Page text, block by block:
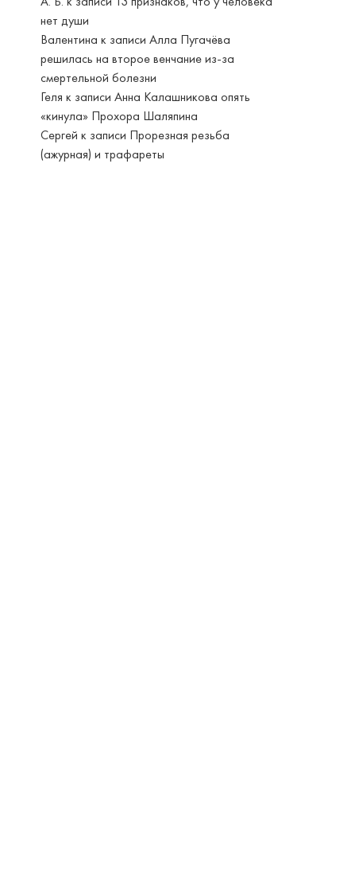
нет души
Валентина к записиАлла Пугачёва
решилась на второе венчание из-за
смертельной болезни
Геля к записиАнна Калашникова опять
«кинула» Прохора Шаляпина
Сергей к записи Прорезная резьба
(ажурная) и трафареты